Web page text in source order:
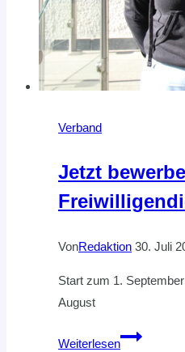
Verband
Jetzt
VonRedaktion 30. Juli
Start zum 1.
August
Weiterlesen
Jetzt